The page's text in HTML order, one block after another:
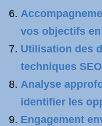
vos objectifs
Utilisation des
techniques
Analyse
identifier les
Engagement